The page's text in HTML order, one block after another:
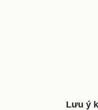
Lưu ý